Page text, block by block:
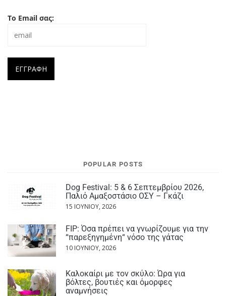
Το Email σας:
POPULAR POSTS
Dog Festival: 5 & 6 Σεπτεμβρίου 2026,
Παλιό Αμαξοστάσιο ΟΣΥ – Γκάζι
15 ΙΟΥΝΊΟΥ, 2026
FIP: Όσα πρέπει να γνωρίζουμε για την
“παρεξηγημένη“ νόσο της γάτας
10 ΙΟΥΝΊΟΥ, 2026
Καλοκαίρι με τον σκύλο: Ώρα για
βόλτες, βουτιές και όμορφες
αναμνήσεις